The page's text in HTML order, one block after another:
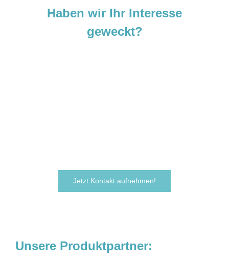
Haben wir Ihr Interesse
geweckt?
Jetzt Kontakt aufnehmen!
Unsere Produktpartner: